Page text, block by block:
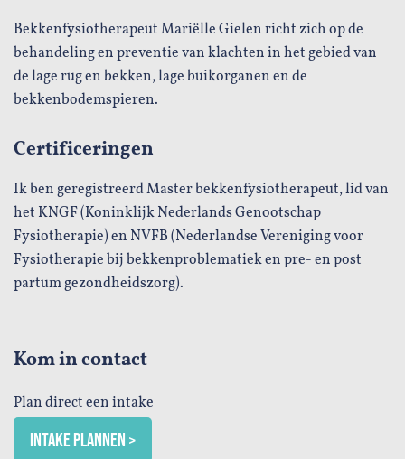
Bekkenfysiotherapeut Mariëlle Gielen richt zich op de
behandeling en preventie van klachten in het gebied van
de lage rug en bekken, lage buikorganen en de
bekkenbodemspieren.
Certificeringen
Ik ben geregistreerd Master bekkenfysiotherapeut, lid van
het KNGF (Koninklijk Nederlands Genootschap
Fysiotherapie) en NVFB (Nederlandse Vereniging voor
Fysiotherapie bij bekkenproblematiek en pre- en post
partum gezondheidszorg).
Kom in contact
Plan direct een intake
INTAKE PLANNEN >